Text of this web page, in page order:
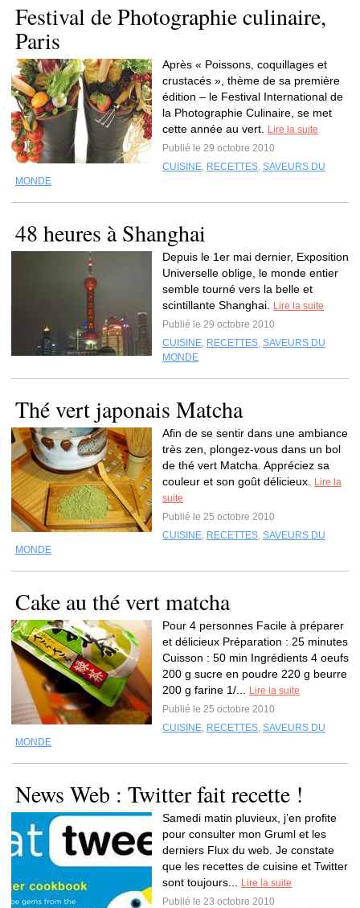
Festival de Photographie culinaire,
Paris
Après « Poissons, coquillages et
crustacés », thème de sa première
édition – le Festival International de
la Photographie Culinaire, se met
cette année au vert.
Lire la suite
Publié le 29 octobre 2010
CUISINE, RECETTES, SAVEURS DU
MONDE
48 heures à Shanghai
Depuis le 1er mai dernier, Exposition
Universelle oblige, le monde entier
semble tourné vers la belle et
scintillante Shanghai.
Lire la suite
Publié le 29 octobre 2010
CUISINE, RECETTES, SAVEURS DU
MONDE
Thé vert japonais Matcha
Afin de se sentir dans une ambiance
très zen, plongez-vous dans un bol
de thé vert Matcha. Appréciez sa
couleur et son goût délicieux.
Lire la
suite
Publié le 25 octobre 2010
CUISINE, RECETTES, SAVEURS DU
MONDE
Cake au thé vert matcha
Pour 4 personnes Facile à préparer
et délicieux Préparation : 25 minutes
Cuisson : 50 min Ingrédients 4 oeufs
200 g sucre en poudre 220 g beurre
200 g farine 1/...
Lire la suite
Publié le 25 octobre 2010
CUISINE, RECETTES, SAVEURS DU
MONDE
News Web : Twitter fait recette !
Samedi matin pluvieux, j’en profite
pour consulter mon Gruml et les
derniers Flux du web. Je constate
que les recettes de cuisine et Twitter
sont toujours...
Lire la suite
Publié le 23 octobre 2010